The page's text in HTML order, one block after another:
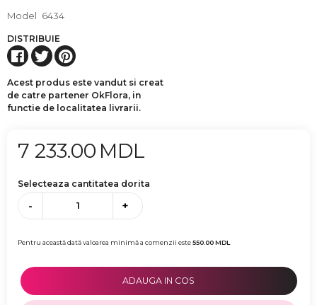
Model 6434
DISTRIBUIE
Acest produs este vandut si creat
de catre partener OkFlora, in
functie de localitatea livrarii.
7 233.00 MDL
Selecteaza cantitatea dorita
- +
Pentru această dată valoarea minimă a comenzii este550.00MDL
ADAUGA IN COS